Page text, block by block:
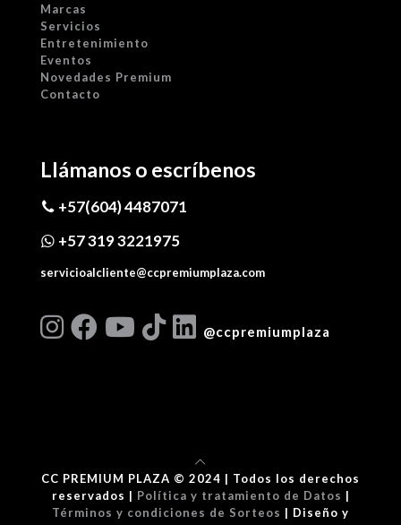
Marcas
Servicios
Entretenimiento
Eventos
Novedades Premium
Contacto
Llámanos o escríbenos
+57(604) 4487071
+57 319 3221975
servicioalcliente@ccpremiumplaza.com
@ccpremiumplaza
CC PREMIUM PLAZA © 2024 | Todos los derechos
reservados | Política y tratamiento de Datos |
Términos y condiciones de Sorteos | Diseño y